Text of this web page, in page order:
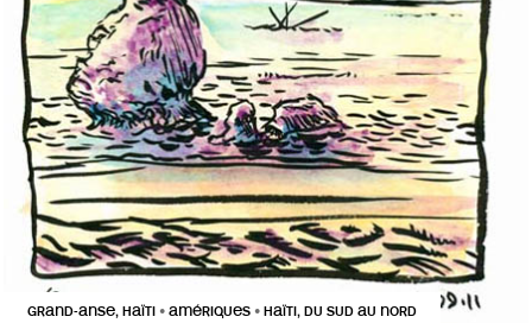
GRAND-ANSE, HAÏTI • AMÉRIQUES • HAÏTI, DU SUD AU NORD